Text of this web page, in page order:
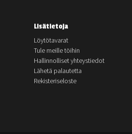
Lisätietoja
Löytötavarat
Tule meille töihin
Hallinnolliset yhteystiedot
Lähetä palautetta
Rekisteriseloste